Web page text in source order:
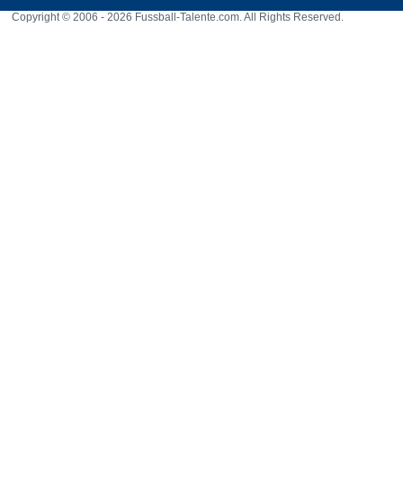
Copyright © 2006 - 2026 Fussball-Talente.com. All Rights Reserved.